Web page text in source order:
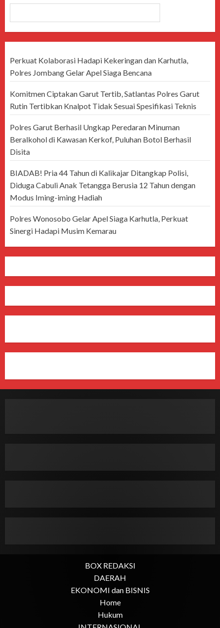
Perkuat Kolaborasi Hadapi Kekeringan dan Karhutla,
Polres Jombang Gelar Apel Siaga Bencana
Komitmen Ciptakan Garut Tertib, Satlantas Polres Garut
Rutin Tertibkan Knalpot Tidak Sesuai Spesifikasi Teknis
Polres Garut Berhasil Ungkap Peredaran Minuman
Beralkohol di Kawasan Kerkof, Puluhan Botol Berhasil
Disita
BIADAB! Pria 44 Tahun di Kalikajar Ditangkap Polisi,
Diduga Cabuli Anak Tetangga Berusia 12 Tahun dengan
Modus Iming-iming Hadiah
Polres Wonosobo Gelar Apel Siaga Karhutla, Perkuat
Sinergi Hadapi Musim Kemarau
BOX REDAKSI
DAERAH
EKONOMI dan BISNIS
Home
Hukum